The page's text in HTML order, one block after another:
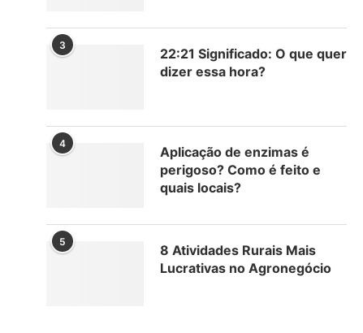
3
22:21 Significado: O que quer
dizer essa hora?
4
Aplicação de enzimas é
perigoso? Como é feito e
quais locais?
5
8 Atividades Rurais Mais
Lucrativas no Agronegócio